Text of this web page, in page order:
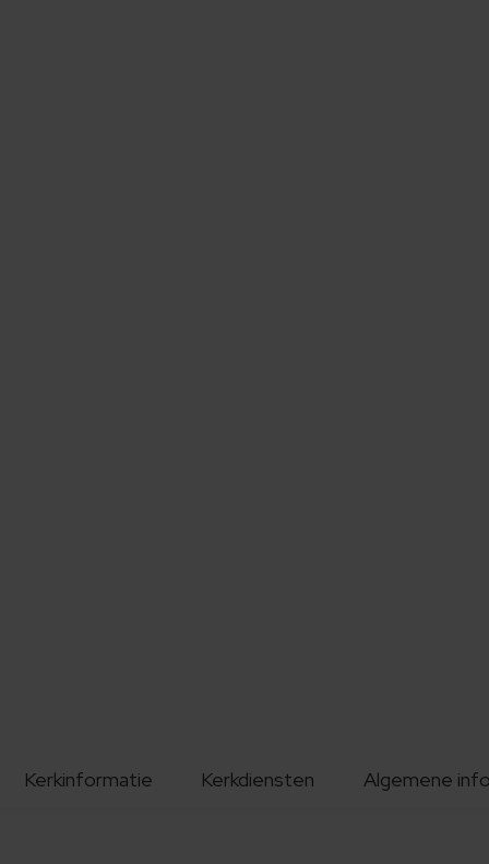
Kerkinformatie Kerkdiensten Algemene